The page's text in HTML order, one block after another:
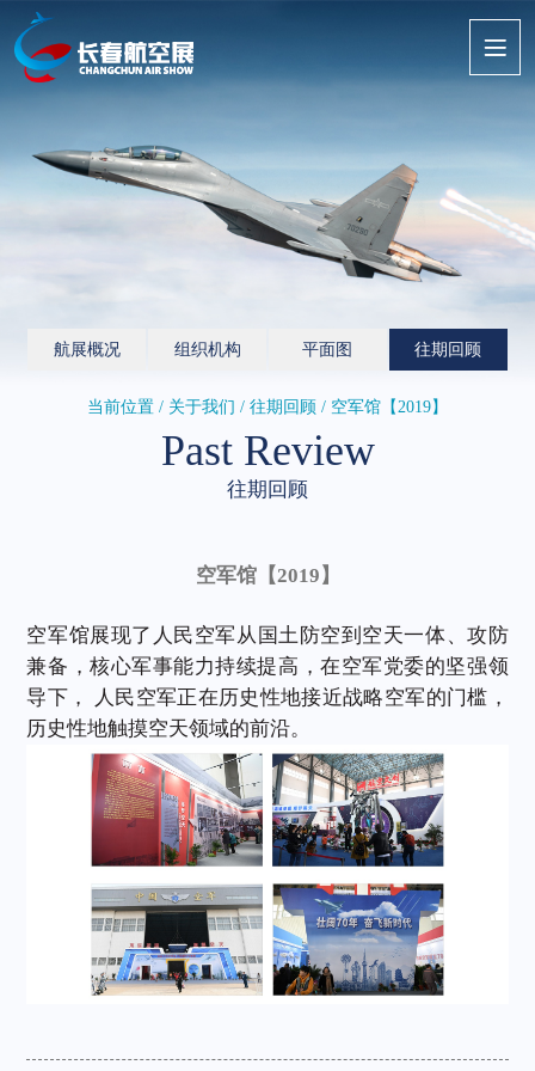
航展概况 组织机构 平面图 往期回顾
当前位置 / 关于我们 / 往期回顾 / 空军馆【2019】
Past Review
往期回顾
空军馆【2019】
空军馆展现了人民空军从国土防空到空天一体、攻防
兼备，核心军事能力持续提高，在空军党委的坚强领
导下，
人民空军正在历史性地接近战略空军的门槛，
历史性地触摸空天领域的前沿。